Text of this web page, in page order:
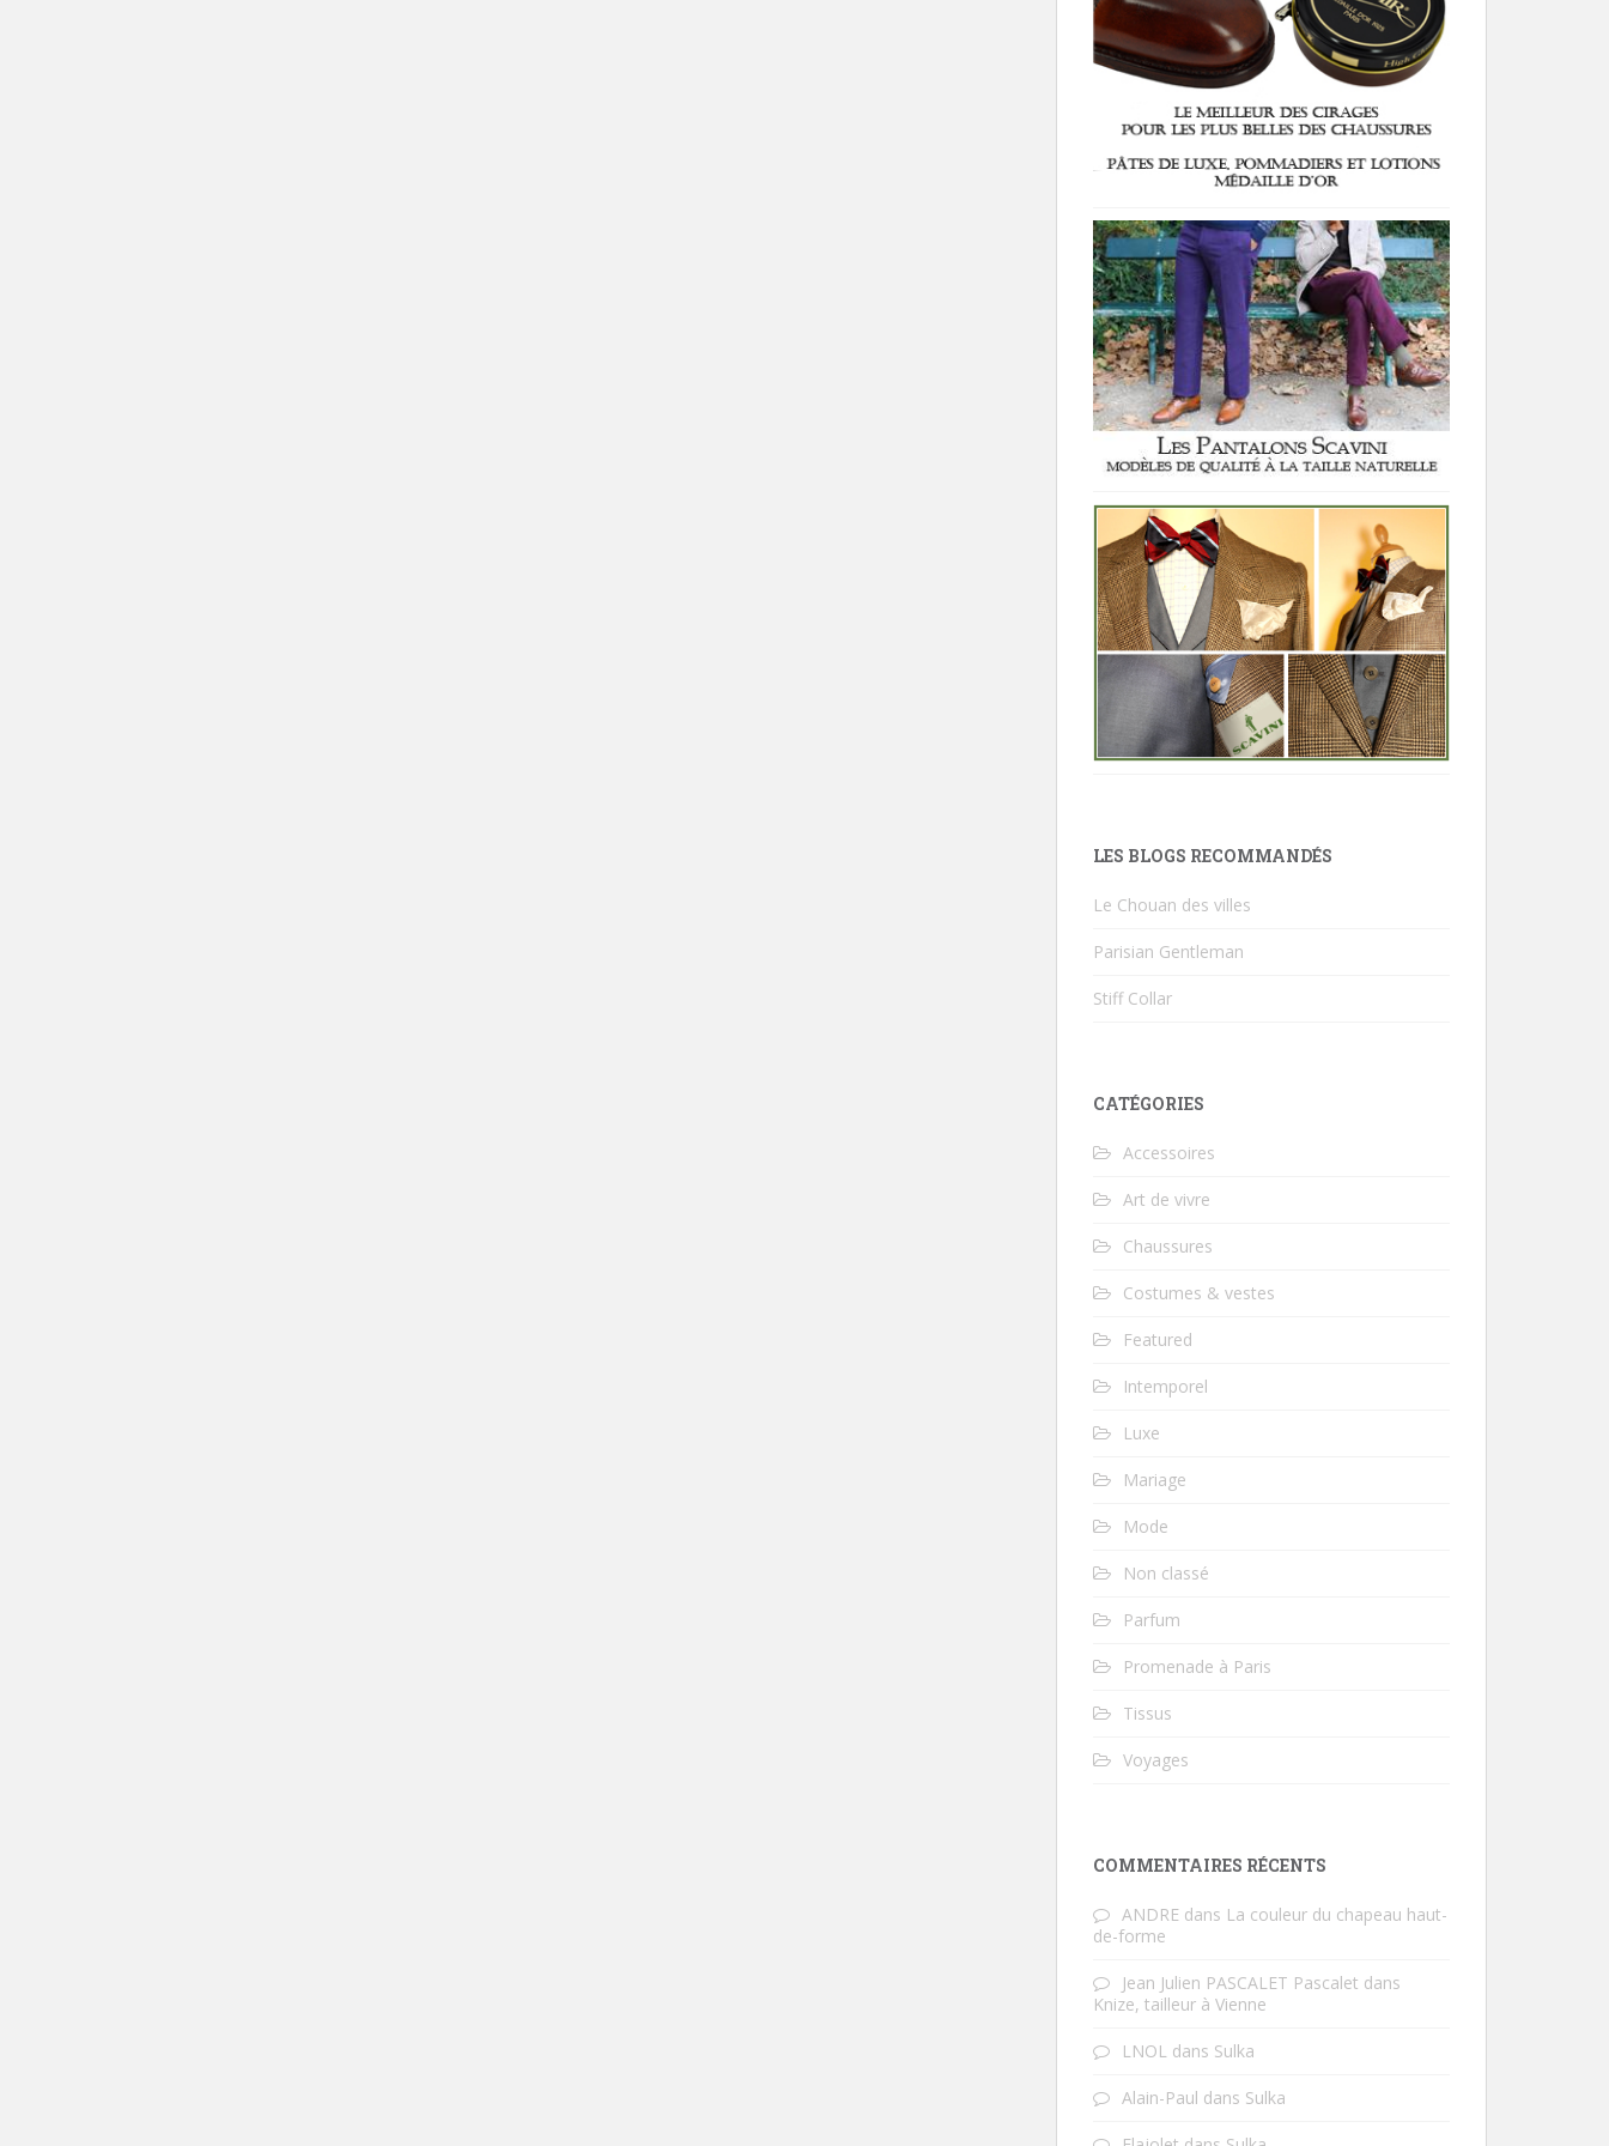
LES BLOGS RECOMMANDÉS
Le Chouan des villes
Parisian Gentleman
Stiff Collar
CATÉGORIES
Accessoires
Art de vivre
Chaussures
Costumes & vestes
Featured
Intemporel
Luxe
Mariage
Mode
Non classé
Parfum
Promenade à Paris
Tissus
Voyages
COMMENTAIRES RÉCENTS
ANDRE dans La couleur du chapeau haut-
de-forme
Jean Julien PASCALET Pascalet dans
Knize, tailleur à Vienne
LNOL dans Sulka
Alain-Paul dans Sulka